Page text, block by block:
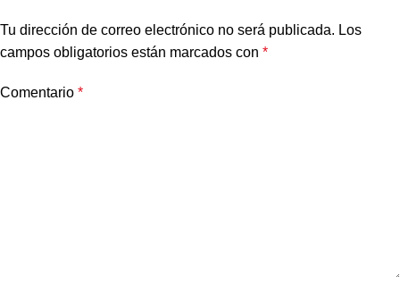
Tu dirección de correo electrónico no será publicada. Los
campos obligatorios están marcados con *
Comentario *